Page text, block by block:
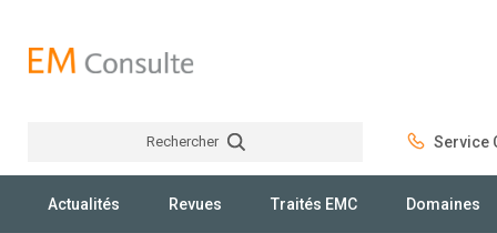
Rechercher Service
Actualités Revues Traités EMC Domaines